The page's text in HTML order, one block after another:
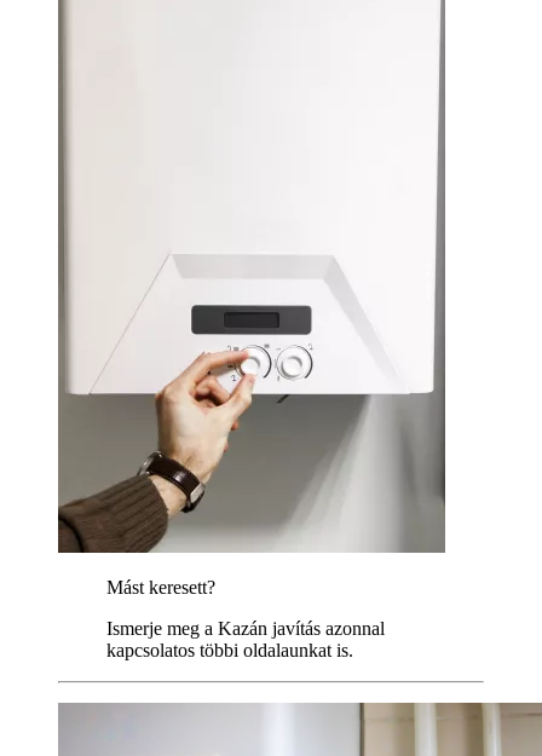
Mást keresett?
Ismerje meg a Kazán javítás azonnal
kapcsolatos többi oldalaunkat is.